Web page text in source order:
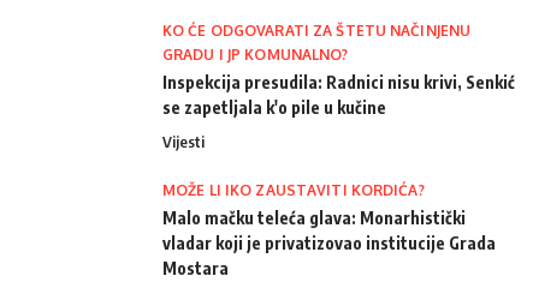
KO ĆE ODGOVARATI ZA ŠTETU NAČINJENU
GRADU I JP KOMUNALNO?
Inspekcija presudila: Radnici nisu krivi, Senkić
se zapetljala k'o pile u kučine
Vijesti
MOŽE LI IKO ZAUSTAVITI KORDIĆA?
Malo mačku teleća glava: Monarhistički
vladar koji je privatizovao institucije Grada
Mostara